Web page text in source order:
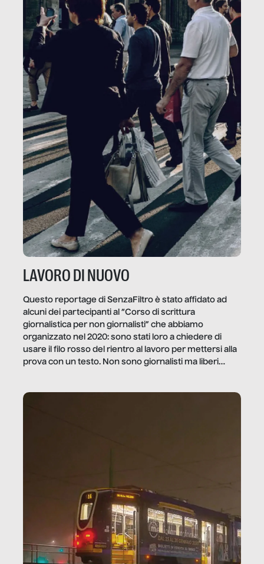
LAVORO DI NUOVO
Questo reportage di SenzaFiltro è stato affidato ad
alcuni dei partecipanti al “Corso di scrittura
giornalistica per non giornalisti” che abbiamo
organizzato nel 2020: sono stati loro a chiedere di
usare il filo rosso del rientro al lavoro per mettersi alla
prova con un testo. Non sono giornalisti ma liberi